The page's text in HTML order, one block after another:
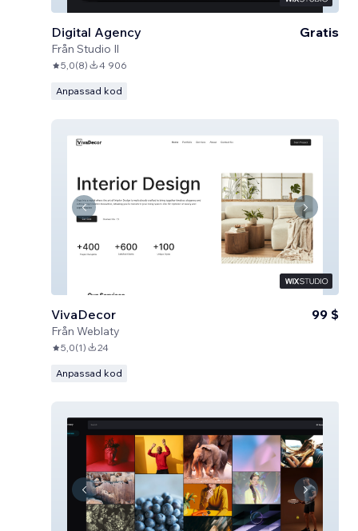
Digital Agency
Från Studio Il
Gratis
5,0(8) 4 906
Anpassad kod
VivaDecor
Från Weblaty
99 $
5,0(1) 24
Anpassad kod